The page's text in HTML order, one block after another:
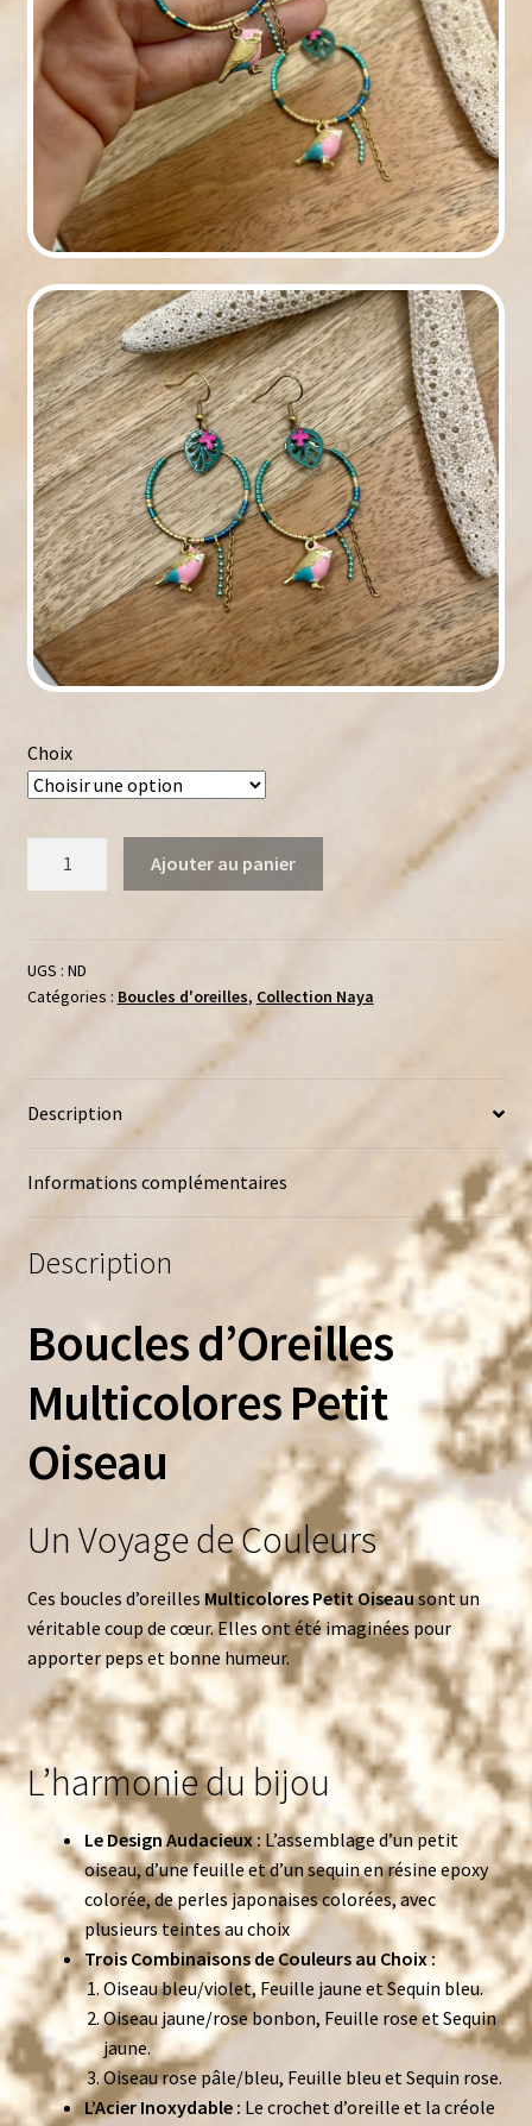
Choix
Multicolores
Petit
Ajouter au panier
UGS : ND
Catégories : Boucles d'oreilles, Collection Naya
Description
Informations complémentaires
Description
Boucles d’Oreilles
Multicolores Petit
Oiseau
Un Voyage de Couleurs
Ces boucles d’oreillesMulticolores Petit Oiseausont un
véritable coup de cœur. Elles ont été imaginées pour
apporter peps et bonne humeur.
L’harmonie du bijou
Le Design Audacieux : L’assemblage d’un petit
oiseau, d’une feuille et d’un sequin en résine epoxy
colorée, de perles japonaises colorées, avec
plusieurs teintes au choix
Trois Combinaisons de Couleurs au Choix :
Oiseau bleu/violet, Feuille jaune et Sequin bleu.
Oiseau jaune/rose bonbon, Feuille rose et Sequin
jaune.
Oiseau rose pâle/bleu, Feuille bleu et Sequin rose.
L’Acier Inoxydable : Le crochet d’oreille et la créole